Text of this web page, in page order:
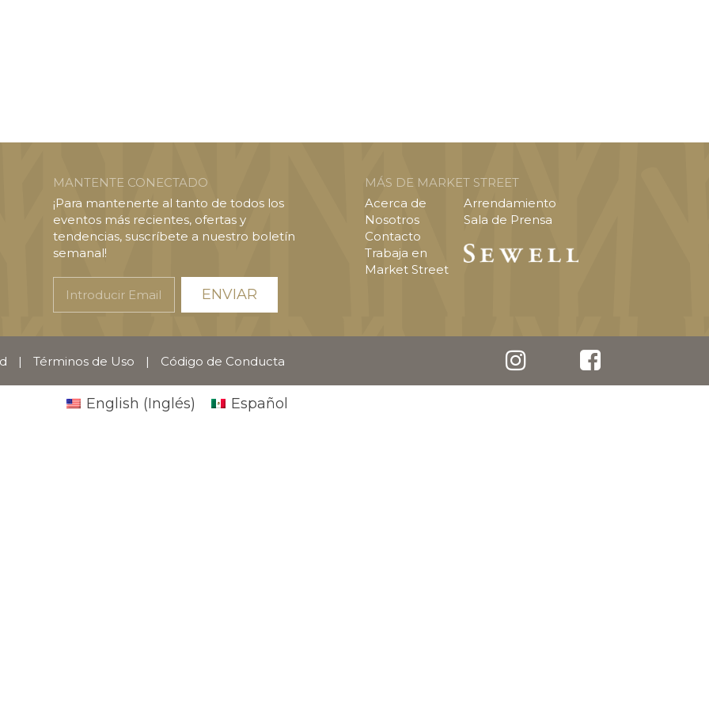
MANTENTE CONECTADO
¡Para mantenerte al tanto de todos los
eventos más recientes, ofertas y
tendencias, suscríbete a nuestro boletín
semanal!
Email
MÁS DE MARKET STREET
Acerca de
Nosotros
Contacto
Trabaja en
Market Street
Arrendamiento
Sala de Prensa
| Términos de Uso | Código de Conducta
English (Inglés) Español